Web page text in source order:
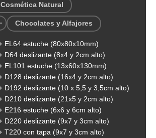
Cosmética Natural
Chocolates y Alfajores
EL64 estuche (80x80x10mm)
D64 deslizante (8x4 y 2cm alto)
EL101 estuche (13x60x130mm)
D128 deslizante (16x4 y 2cm alto)
D192 deslizante (10 x 5,5 y 3,5cm alto)
D210 deslizante (21x5 y 2cm alto)
E216 estuche (6x6 y 6cm alto)
D220 deslizante (9x7 y 3cm alto)
T220 con tapa (9x7 y 3cm alto)